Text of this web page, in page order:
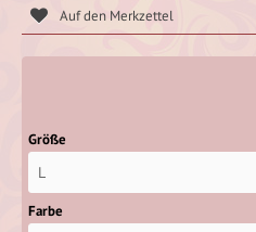
Größe
L
Farbe